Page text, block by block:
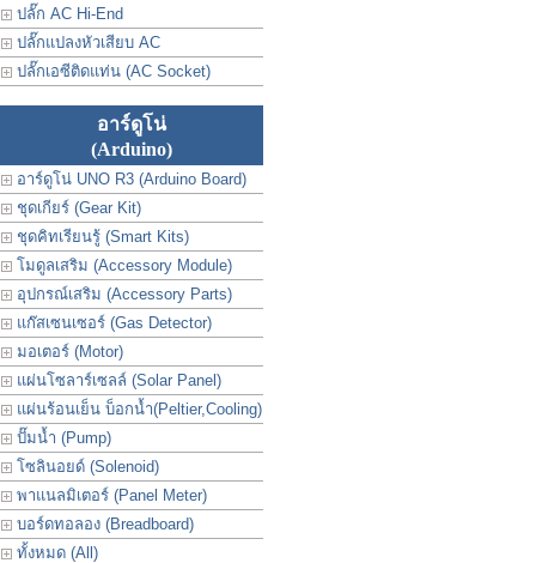
ปลั๊ก AC Hi-End
ปลั๊กแปลงหัวเสียบ AC
ปลั๊กเอซีติดแท่น (AC Socket)
อาร์ดูโน่
(Arduino)
อาร์ดูโน่ UNO R3 (Arduino Board)
ชุดเกียร์ (Gear Kit)
ชุดคิทเรียนรู้ (Smart Kits)
โมดูลเสริม (Accessory Module)
อุปกรณ์เสริม (Accessory Parts)
แก๊สเซนเซอร์ (Gas Detector)
มอเตอร์ (Motor)
แผ่นโซลาร์เซลล์ (Solar Panel)
แผ่นร้อนเย็น บ็อกน้ำ(Peltier,Cooling)
ปั๊มน้ำ (Pump)
โซลินอยด์ (Solenoid)
พาแนลมิเตอร์ (Panel Meter)
บอร์ดทอลอง (Breadboard)
ทั้งหมด (All)